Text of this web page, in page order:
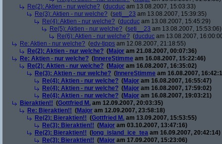
Re(2): Aktien - nur welche? (ducduc am 13.08.2007, 15:03:33)
Re(3): Aktien - nur welche? (seti__23 am 13.08.2007, 15:39:35)
Re(4): Aktien - nur welche? (ducduc am 13.08.2007, 15:45:29)
Re(5): Aktien - nur welche? (seti__23 am 13.08.2007, 15:53:06)
Re(6): Aktien - nur welche? (ducduc am 13.08.2007,
Re: Aktien - nur welche? (edv-tipps am 12.08.2007, 21:18:55)
Re(2): Aktien - nur welche? (Major am 21.08.2007, 00:07:36)
Re: Aktien - nur welche? ( InnereStimme am 16.08.2007, 15:22:46)
Re(2): Aktien - nur welche? (Major am 16.08.2007, 16:35:02)
Re(3): Aktien - nur welche? ( InnereStimme am 16.08.2007,
Re(4): Aktien - nur welche? (Major am 16.08.2007, 16:55:47)
Re(4): Aktien - nur welche? (Major am 16.08.2007, 17:59:02)
Re(4): Aktien - nur welche? (Major am 16.08.2007, 19:03:21)
Bieraktien!! (Gottfried M. am 12.09.2007, 20:03:35)
Re: Bieraktien!! (Major am 12.09.2007, 23:58:18)
Re(2): Bieraktien!! (Gottfried M. am 13.09.2007, 15:53:55)
Re(3): Bieraktien!! (Major am 03.10.2007, 13:47:16)
Re(2): Bieraktien!! ( long_island_ice_tea am 16.09.2007, 20:42:14)
Re(3): Bieraktien!! (Major am 17.09.2007, 15:23:06)